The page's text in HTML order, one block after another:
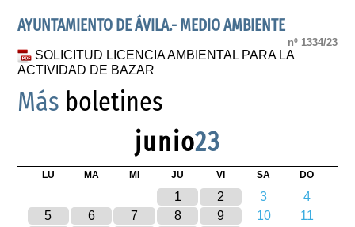
AYUNTAMIENTO DE ÁVILA.- MEDIO AMBIENTE
nº 1334/23
SOLICITUD LICENCIA AMBIENTAL PARA LA
ACTIVIDAD DE BAZAR
Más boletines
junio23
LU MA MI JU VI SA DO
1 2 3
4
5
6 7 8 9 10
11